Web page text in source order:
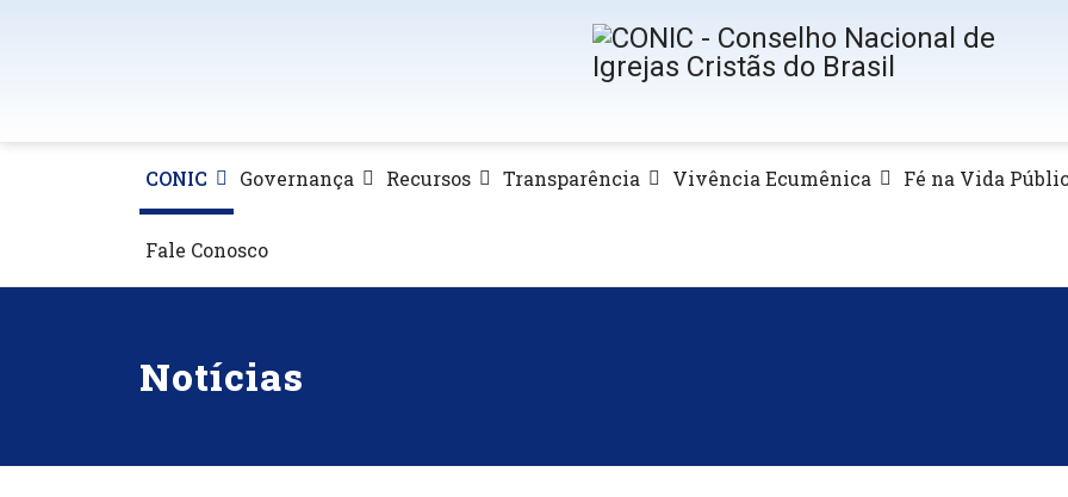
CONIC Governança Recursos Transparência Vivência Ecumênica Fé na Vida
Fale Conosco
Notícias